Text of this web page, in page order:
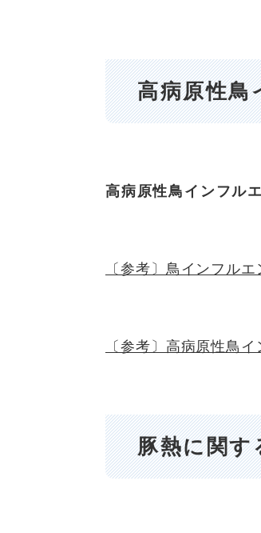
高病原性鳥
高病原性鳥インフル
〔参考〕鳥インフル
〔参考〕高病原性鳥
豚熱に関す